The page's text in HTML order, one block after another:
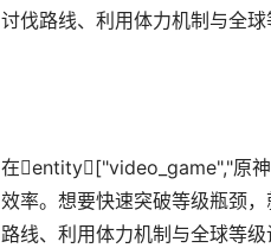
讨伐路线、利用体力机制与全
在entity["video_game","原
效率。想要快速突破等级瓶颈
路线、利用体力机制与全球等